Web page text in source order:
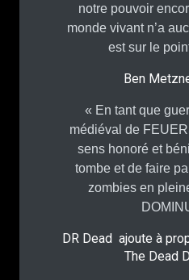
notre pouvoir
monde vivant n’a
est sur le
Ben
« En tant que
médiéval de
sens honoré et
tombe et de faire
zombies en
DR Dead ajoute à
The Dead